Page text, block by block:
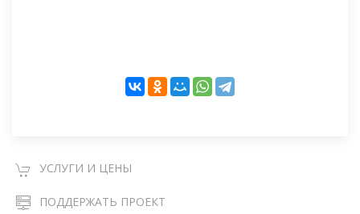
УСЛУГИ И ЦЕНЫ
ПОДДЕРЖАТЬ ПРОЕКТ